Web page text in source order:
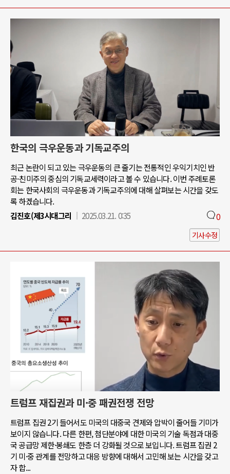
한국의 극우운동과 기독교주의
최근 논란이 되고 있는 극우운동의 큰 줄기는 전통적인 우익기치인 반
공-친미주의 중심의 기독교세력이라고 볼 수 있습니다. 이번 주례토론
회는 한국사회의 극우운동과 기독교주의에 대해 살펴보는 시간을 갖도
록 하겠습니다.
김진호(제3시대그리
2025.03.21. 0:35 0
기사수정
트럼프 재집권과 미·중 패권전쟁 전망
트럼프 집권 2기 들어서도 미국의 대중국 견제와 압박이 줄어들 기미가
보이지 않습니다. 다른 한편, 첨단분야에 대한 미국의 기술 독점과 대중
국 공급망 제한·봉쇄도 한층 더 강화될 것으로 보입니다. 트럼프 집권 2
기 미·중 관계를 전망하고 대응 방향에 대해서 고민해 보는 시간을 갖고
자 합...